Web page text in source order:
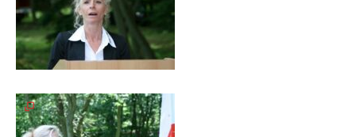
Galerie
2010
Galerie
Galerie
2008